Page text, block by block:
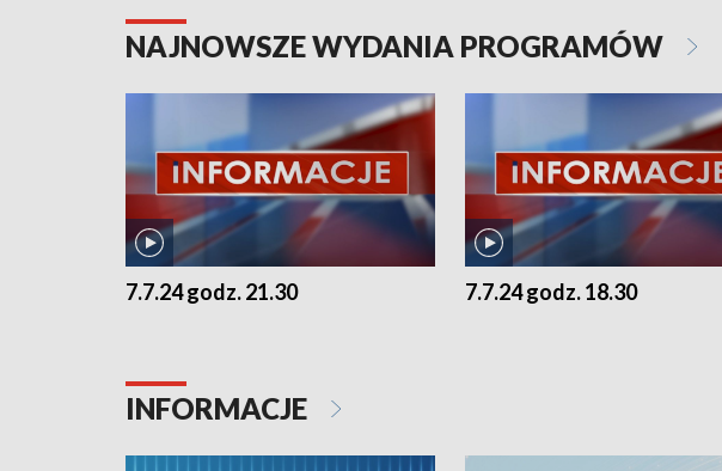
NAJNOWSZE WYDANIA PROGRAMÓW
7.7.24 godz. 21.30 7.7.24 godz. 18.30
INFORMACJE